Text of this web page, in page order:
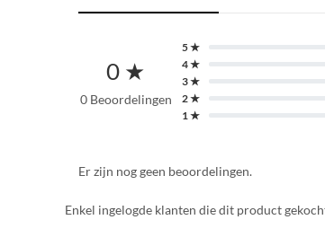
0 ★
0 Beoordelingen
5 ★
4 ★
3 ★
2 ★
1 ★
Er zijn nog geen beoordelingen.
Enkel ingelogde klanten die dit product